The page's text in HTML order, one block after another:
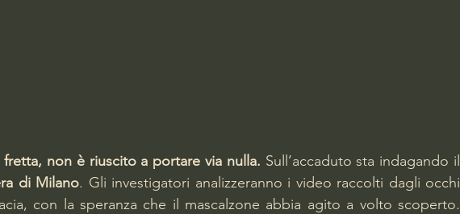
non è riuscito a portare via nulla.
di Milano. Gli investigatori analizzeranno i video raccolti dagli occhi
con la speranza che il mascalzone abbia agito a volto scoperto.